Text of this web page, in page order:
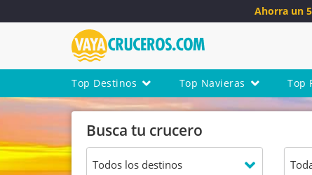
Ahorra un
Top Destinos Top Navieras Top
Busca tu crucero